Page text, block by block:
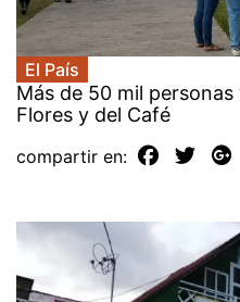
El País
Más de 50 mil
Flores y del Café
compartir en: